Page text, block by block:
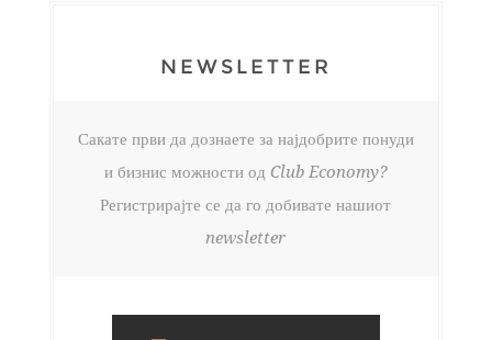
NEWSLETTER
Сакате први да дознаете за најдобрите понуди
и бизнис можности од Club Economy?
Регистрирајте се да го добивате нашиот
newsletter